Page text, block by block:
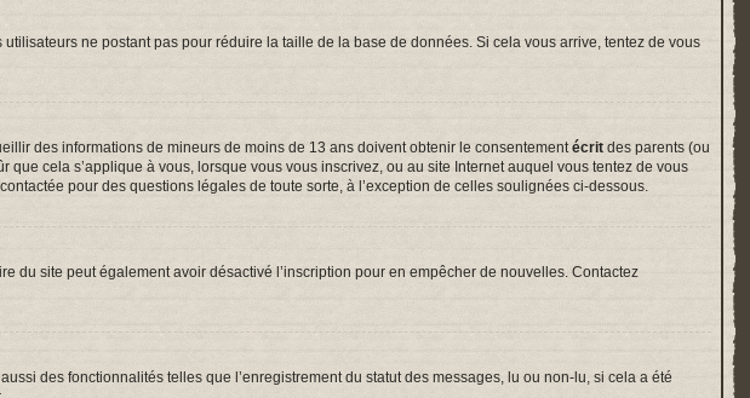
ne postant pas pour réduire la taille de la base de données. Si cela vous arrive, tentez de vous
des informations de mineurs de moins de 13 ans doivent obtenir le consentementécrit des parents (ou
cela s’applique à vous, lorsque vous vous inscrivez, ou au site Internet auquel vous tentez de vous
pour des questions légales de toute sorte, à l’exception de celles soulignées ci-dessous.
du site peut également avoir désactivé l’inscription pour en empêcher de nouvelles. Contactez
des fonctionnalités telles que l’enregistrement du statut des messages, lu ou non-lu, si cela a été